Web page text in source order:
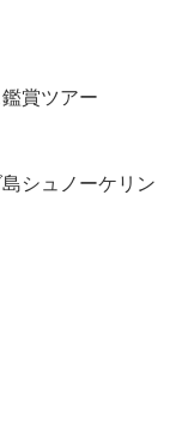
賞ツアー
ノーケリン